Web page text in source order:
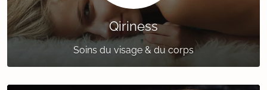
Qiriness
Soins du visage & du corps